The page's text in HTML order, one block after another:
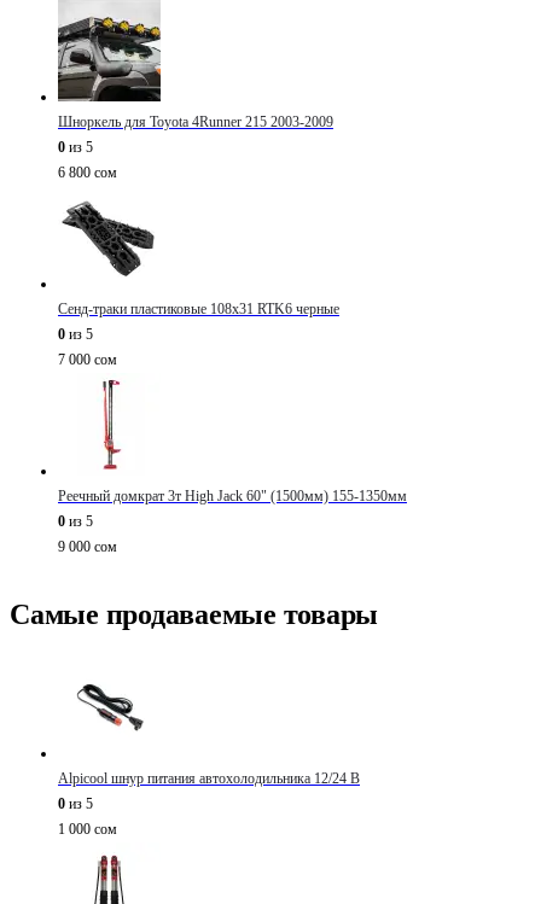
Шноркель для Toyota 4Runner 215 2003-2009
0 из 5
6 800 сом
Сенд-траки пластиковые 108х31 RTK6 черные
0 из 5
7 000 сом
Реечный домкрат 3т High Jack 60" (1500мм) 155-1350мм
0 из 5
9 000 сом
Самые продаваемые товары
Alpicool шнур питания автохолодильника 12/24 В
0 из 5
1 000 сом